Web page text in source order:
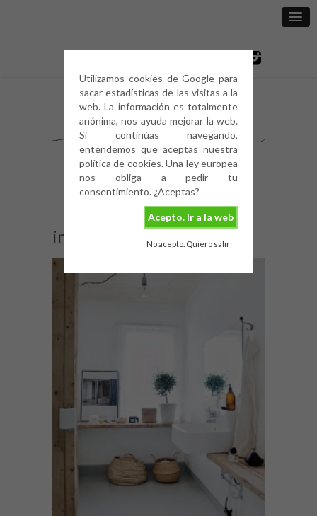
Utilizamos cookies de Google para
sacar estadísticas de las visitas a la
web. La información es totalmente
anónima, nos ayuda mejorar la web.
Si continúas navegando,
entendemos que aceptas nuestra
política de cookies. Una ley europea
nos obliga a pedir tu
consentimiento. ¿Aceptas?
Acepto. Ir a la web
No acepto. Quiero salir
image